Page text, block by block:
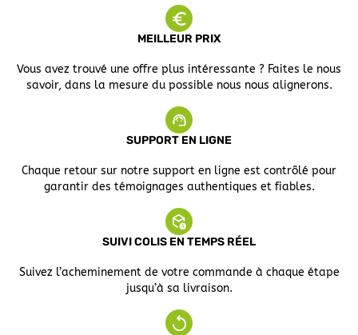
MEILLEUR PRIX
Vous avez trouvé une offre plus intéressante ? Faites le nous
savoir, dans la mesure du possible nous nous alignerons.
SUPPORT EN LIGNE
Chaque retour sur notre support en ligne est contrôlé pour
garantir des témoignages authentiques et fiables.
SUIVI COLIS EN TEMPS RÉEL
Suivez l’acheminement de votre commande à chaque étape
jusqu’à sa livraison.